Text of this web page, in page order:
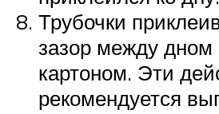
Трубочки
зазор между дном
картоном. Эти
рекомендуется